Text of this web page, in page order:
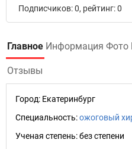
Подписчиков: 0, рейтинг: 0
Главное Информация Фото
Отзывы
Город: Екатеринбург
Специальность:ожоговый
Ученая степень:без степени